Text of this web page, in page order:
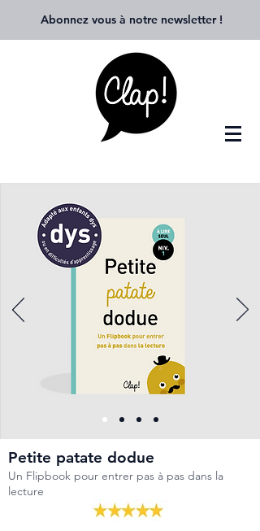
Abonnez vous à notre newsletter!
Petite patate dodue
Un Flipbook pour entrer pas à pas dans la
lecture